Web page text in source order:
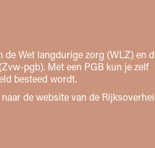
Wet langdurige zorg (WLZ) en
pgb). Met een PGB kun je zelf
besteed wordt.
de website van de